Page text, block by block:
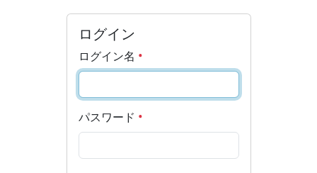
ログイン
ログイン名
パスワード